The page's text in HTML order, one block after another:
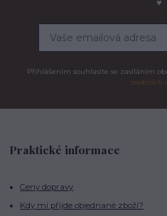
Přihlášením souhlasíte se zasíláním
osobních
Praktické informace
Ceny dopravy
Kdy mi přijde objednané zboží?